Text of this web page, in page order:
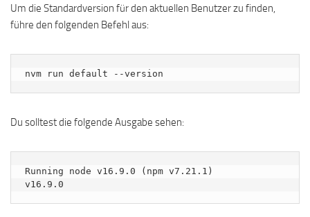
Um die Standardversion für den aktuellen Benutzer zu finden,
führe den folgenden Befehl aus:
nvm run default --version
Du solltest die folgende Ausgabe sehen:
Running node v16.9.0 (npm v7.21.1)